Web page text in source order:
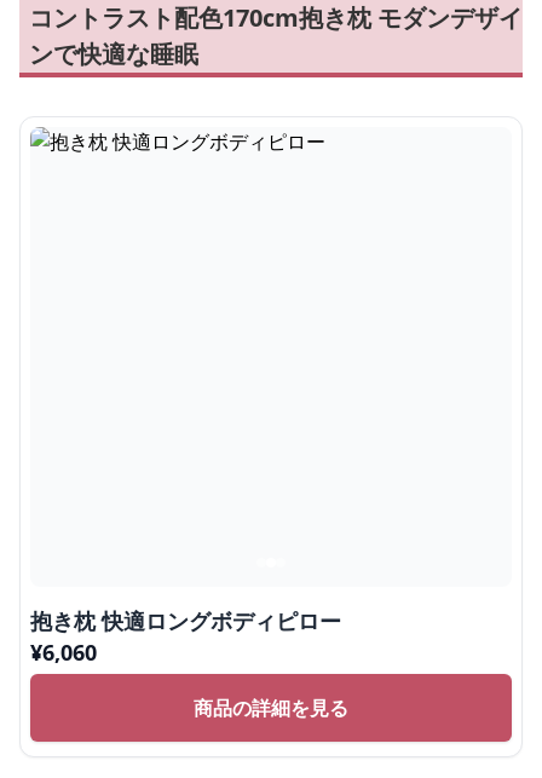
コントラスト配色170cm抱き枕 モダンデザイ
ンで快適な睡眠
抱き枕 快適ロングボディピロー
¥6,060
商品の詳細を見る